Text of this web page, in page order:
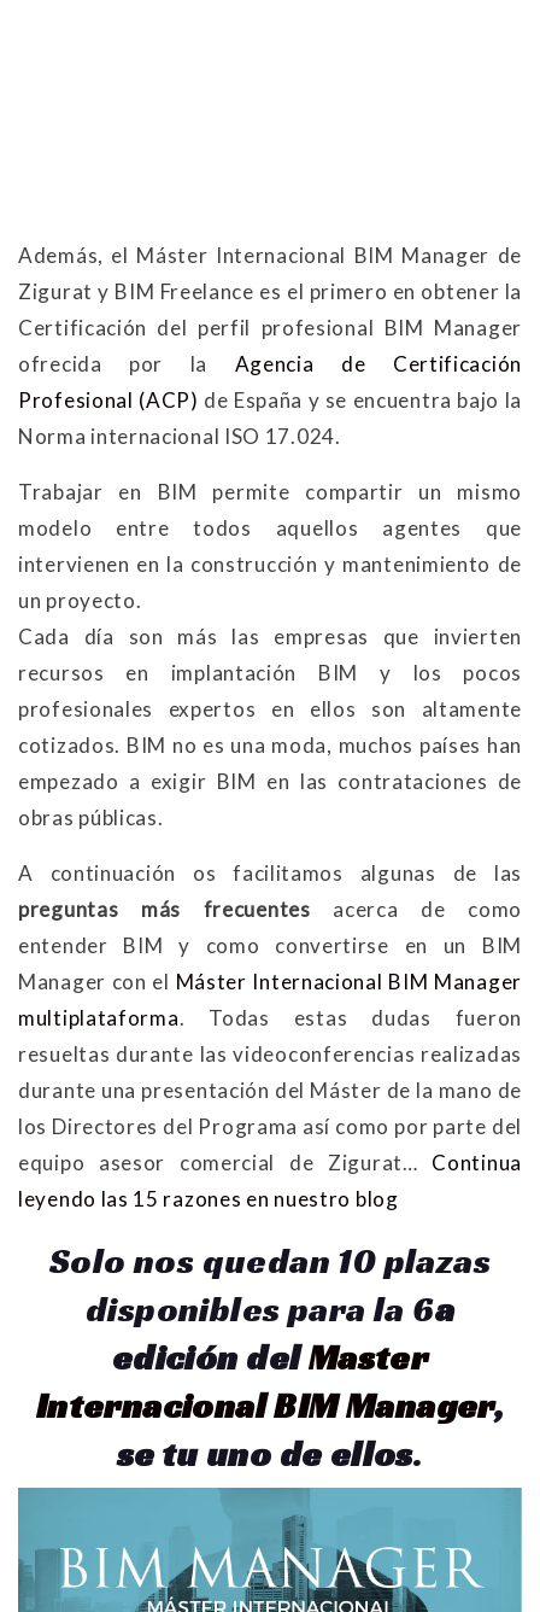
Además, el Máster Internacional BIM Manager de
Zigurat y BIM Freelance es el primero en obtener la
Certificación del perfil profesional BIM Manager
ofrecida por la Agencia de Certificación
Profesional (ACP) de España y se encuentra bajo la
Norma internacional ISO 17.024.
Trabajar en BIM permite compartir un mismo
modelo entre todos aquellos agentes que
intervienen en la construcción y mantenimiento de
un proyecto.
Cada día son más las empresas que invierten
recursos en implantación BIM y los pocos
profesionales expertos en ellos son altamente
cotizados. BIM no es una moda, muchos países han
empezado a exigir BIM en las contrataciones de
obras públicas.
A continuación os facilitamos algunas de las
preguntas más frecuentes acerca de como
entender BIM y como convertirse en un BIM
Manager con el Máster Internacional BIM Manager
multiplataforma. Todas estas dudas fueron
resueltas durante las videoconferencias realizadas
durante una presentación del Máster de la mano de
los Directores del Programa así como por parte del
equipo asesor comercial de Zigurat… Continua
leyendo las 15 razones en nuestro blog
Solo nos quedan 10 plazas
disponibles para la 6a
edicióndelMaster
Internacional BIM Manager,
se tu uno de ellos.